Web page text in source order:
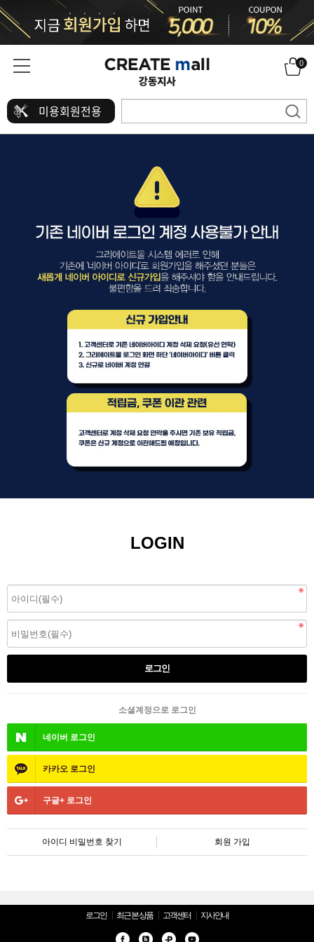
0
미용회원전용
LOGIN
소셜계정으로 로그인
네이버 로그인
카카오 로그인
구글+ 로그인
아이디 비밀번호 찾기 회원 가입
로그인 최근 본 상품 고객센터 지사안내